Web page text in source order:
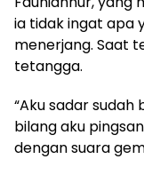
ia tidak ingat apa
menerjang. Saat
tetangga.
“Aku sadar
bilang aku
dengan suara